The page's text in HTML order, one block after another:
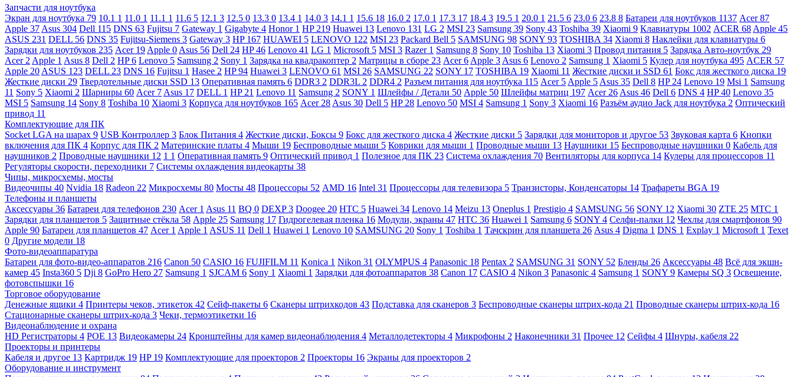
Запчасти для ноутбука
Экран для ноутбука 79 10.1 1 11.0 1 11.1 1 11.6 5 12.1 3 12.5 0 13.3 0 13.4 1 14.0 3 14.1 1 15.6 18 16.0 2 17.0 1 17.3 17 18.4 3 19.5 1 20.0 1 21.5 6 23.0 6 23.8 8 Батареи для ноутбуков 1137 Acer87
Apple 37 Asus 304 Dell 115 DNS 63 Fujitsu 7 Gateway 1 Gigabyte 4 Honor 1 HP 219 Huawei 13 Lenovo 131 LG 2 MSI 23 Samsung 39 Sony 43 Toshiba 39 Xiaomi 9 Клавиатуры 1002 ACER 68 Apple 45
ASUS 231 DELL 56 DNS 35 Fujitsu-Siemens 3 Gateway 3 HP 167 HUAWEI 5 LENOVO 122 MSI 23 Packard Bell 5 SAMSUNG 98 SONY 93 TOSHIBA 34 Xiaomi 8 Наклейки для клавиатуры 6
Зарядки для ноутбуков 235 Acer 19 Apple 0 Asus 56 Dell 24 HP46 Lenovo 41 LG 1 Microsoft 5 MSI 3 Razer 1 Samsung 8 Sony 10 Toshiba 13 Xiaomi 3 Провод питания 5 Зарядка Авто-ноутбук 29
Acer 2 Apple 1 Asus 8 Dell 2 HP6 Lenovo 5 Samsung 2 Sony 1 Зарядка на квадракоптер 2 Матрицы в сборе 23 Acer6 Apple 3 Asus 6 Lenovo 2 Samsung 1 Xiaomi 5 Кулер для ноутбука 495 ACER 57
Apple 20 ASUS 123 DELL 23 DNS 16 Fujitsu 1 Hasee 2 HP94 Huawei 3 LENOVO 61 MSI 26 SAMSUNG 22 SONY 17 TOSHIBA 19 Xiaomi 11 Жесткие диски и SSD 61 Бокс для жесткого диска 19
Жесткие диски 29 Твердотельные диски SSD 13 Оперативная память 6 DDR3 2 DDR3L 2 DDR4 2 Разъем питания для ноутбука 115 Acer 5 Apple 5 Asus 35 Dell 8 HP 24 Lenovo 19 Msi 1 Samsung
11 Sony 5 Xiaomi 2 Шарниры 60 Acer 7 Asus 17 DELL 1 HP 21 Lenovo 11 Samsung 2 SONY 1 Шлейфы / Детали 50 Apple 50 Шлейфы матриц 197 Acer 26 Asus 46 Dell 6 DNS 4 HP40 Lenovo 35
MSI 5 Samsung 14 Sony 8 Toshiba 10 Xiaomi 3 Корпуса для ноутбуков 165 Acer 28 Asus 30 Dell 5 HP 28 Lenovo 50 MSI 4 Samsung 1 Sony 3 Xiaomi 16 Разъём аудио Jack для ноутбука 2 Оптический
привод 11
Комплектующие для ПК
Socket LGA на шарах 9 USB Контроллер 3 Блок Питания 4 Жесткие диски, Боксы 9 Бокс для жесткого диска 4 Жесткие диски 5 Зарядки для мониторов и другое 53 Звуковая карта 6 Кнопки
включения для ПК 4 Корпус для ПК 2 Материнские платы 4 Мыши 19 Беспроводные мыши 5 Коврики для мыши 1 Проводные мыши 13 Наушники 15 Беспроводные наушники 0 Кабель для
наушников 2 Проводные наушники 12 1 1 Оперативная память 9 Оптический привод 1 Полезное для ПК 23 Система охлаждения 70 Вентиляторы для корпуса 14 Кулеры для процессоров 11
Регуляторы скорости, переходники 7 Системы охлаждения видеокарты 38
Чипы, микросхемы, мосты
Видеочипы 40 Nvidia 18 Radeon 22 Микросхемы 80 Мосты 48 Процессоры 52 AMD 16 Intel 31 Процессоры для телевизора 5 Транзисторы, Конденсаторы 14 Трафареты BGA 19
Телефоны и планшеты
Аксессуары 36 Батареи для телефонов 230 Acer 1 Asus 11 BQ 0 DEXP3 Doogee 20 HTC 5 Huawei 34 Lenovo 14 Meizu 13 Oneplus 1 Prestigio 4 SAMSUNG 56 SONY 12 Xiaomi 30 ZTE 25 МТС 1
Зарядки для планшетов 5 Защитные стёкла 58 Apple 25 Samsung 17 Гидрогелевая пленка 16 Модули, экраны 47 HTC 36 Huawei 1 Samsung 6 SONY 4 Селфи-палки 12 Чехлы для смартфонов 90
Apple 90 Батареи для планшетов 47 Acer 1 Apple 1 ASUS 11 Dell 1 Huawei 1 Lenovo 10 SAMSUNG 20 Sony 1 Toshiba 1 Тачскрин для планшета 26 Asus 4 Digma 1 DNS 1 Explay 1 Microsoft 1 Texet
0 Другие модели 18
Фото-видеоаппаратура
Батареи для фото-видео-аппаратов 216 Canon 50 CASIO 16 FUJIFILM 11 Konica 1 Nikon 31 OLYMPUS 4 Panasonic 18 Pentax 2 SAMSUNG 31 SONY 52 Бленды 26 Аксессуары 48 Всё для экшн-
камер 45 Insta360 5 Dji 8 GoPro Hero 27 Samsung 1 SJCAM 6 Sony 1 Xiaomi 1 Зарядки для фотоаппаратов 38 Canon 17 CASIO 4 Nikon 3 Panasonic 4 Samsung 1 SONY 9 Камеры SQ 3 Освещение,
фотовспышки 16
Торговое оборудование
Денежные ящики 4 Принтеры чеков, этикеток 42 Сейф-пакеты 6 Сканеры штрихкодов 43 Подставка для сканеров 3 Беспроводные сканеры штрих-кода 21 Проводные сканеры штрих-кода 16
Стационарные сканеры штрих-кода 3 Чеки, термоэтикетки 16
Видеонаблюдение и охрана
HD Регистраторы 4 POE 13 Видеокамеры 24 Кронштейны для камер видеонаблюдения 4 Металлодетекторы 4 Микрофоны 2 Наконечники 31 Прочее 12 Сейфы 4 Шнуры, кабеля 22
Проекторы и принтеры
Кабеля и другое 13 Картридж 19 HP 19 Комплектующие для проекторов 2 Проекторы 16 Экраны для проекторов 2
Оборудование и инструмент